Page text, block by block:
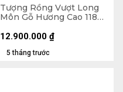
Tượng Rồng Vượt Long
Môn Gỗ Hương Cao 118
5 tháng trước
12.900.000 ₫